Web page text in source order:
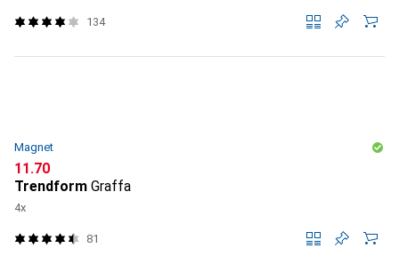
134
Magnet
CHF
11.70
Trendform Graffa
4x
81